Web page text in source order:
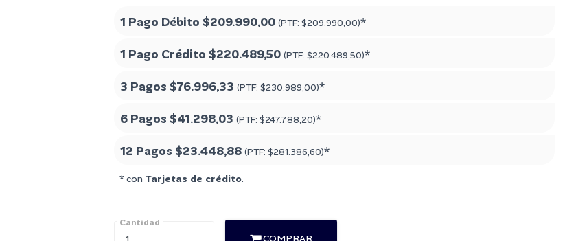
1 Pago Débito $209.990,00 (PTF: $209.990,00)*
1 Pago Crédito $220.489,50 (PTF: $220.489,50)*
3 Pagos $76.996,33 (PTF: $230.989,00)*
6 Pagos $41.298,03 (PTF: $247.788,20)*
12 Pagos $23.448,88 (PTF: $281.386,60)*
* con Tarjetas de crédito
Cantidad
COMPRAR